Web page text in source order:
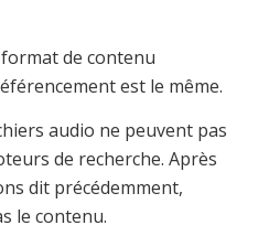
format de contenu
est le même.
audio ne peuvent pas
de recherche. Après
dit précédemment,
le contenu.